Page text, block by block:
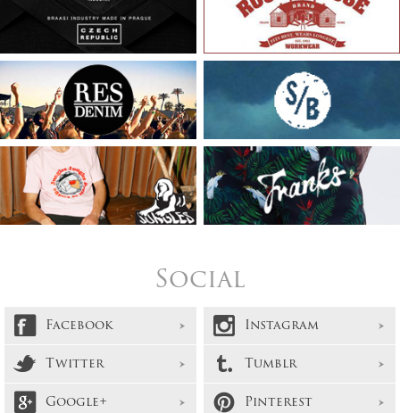
Social
Facebook
Instagram
Twitter
Tumblr
Google+
Pinterest